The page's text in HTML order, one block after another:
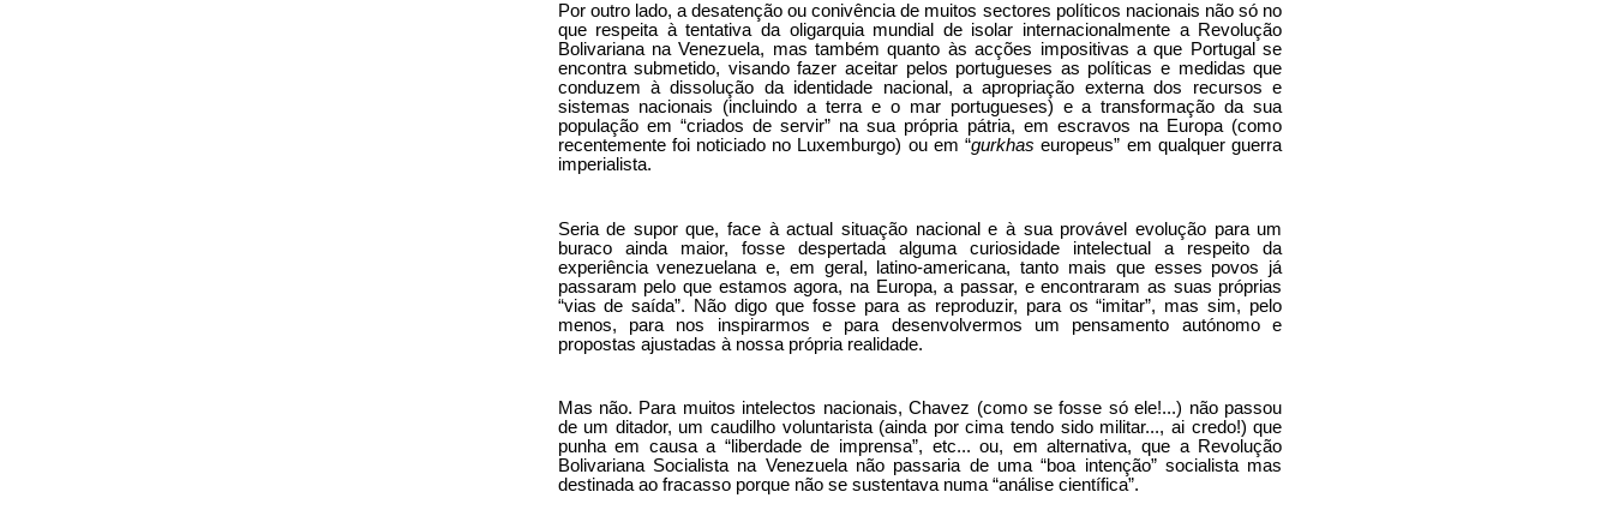
Por outro lado, a desatenção ou conivência de muitos sectores políticos nacionais não só no
que respeita à tentativa da oligarquia mundial de isolar internacionalmente a Revolução
Bolivariana na Venezuela, mas também quanto às acções impositivas a que Portugal se
encontra submetido, visando fazer aceitar pelos portugueses as políticas e medidas que
conduzem à dissolução da identidade nacional, a apropriação externa dos recursos e
sistemas nacionais (incluindo a terra e o mar portugueses) e a transformação da sua
população em “criados de servir” na sua própria pátria, em escravos na Europa (como
recentemente foi noticiado no Luxemburgo) ou em “gurkhas europeus” em qualquer guerra
imperialista.
Seria de supor que, face à actual situação nacional e à sua provável evolução para um
buraco ainda maior, fosse despertada alguma curiosidade intelectual a respeito da
experiência venezuelana e, em geral, latino-americana, tanto mais que esses povos já
passaram pelo que estamos agora, na Europa, a passar, e encontraram as suas próprias
“vias de saída”. Não digo que fosse para as reproduzir, para os “imitar”, mas sim, pelo
menos, para nos inspirarmos e para desenvolvermos um pensamento autónomo e
propostas ajustadas à nossa própria realidade.
Mas não. Para muitos intelectos nacionais, Chavez (como se fosse só ele!...) não passou
de um ditador, um caudilho voluntarista (ainda por cima tendo sido militar..., ai credo!) que
punha em causa a “liberdade de imprensa”, etc... ou, em alternativa, que a Revolução
Bolivariana Socialista na Venezuela não passaria de uma “boa intenção” socialista mas
destinada ao fracasso porque não se sustentava numa “análise científica”.